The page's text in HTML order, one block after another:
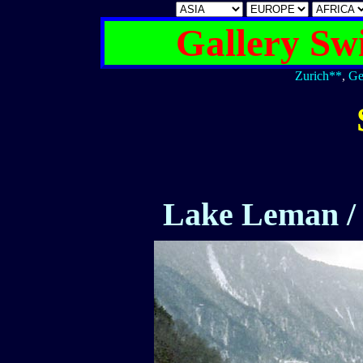
Gallery
Zurich**,
Lake Leman